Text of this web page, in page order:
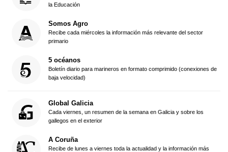
la Educación
Somos Agro
Recibe cada miércoles la información más relevante del sector
primario
5 océanos
Boletín diario para marineros en formato comprimido (conexiones de
baja velocidad)
Global Galicia
Cada viernes, un resumen de la semana en Galicia y sobre los
gallegos en el exterior
A Coruña
Recibe de lunes a viernes toda la actualidad y la información más